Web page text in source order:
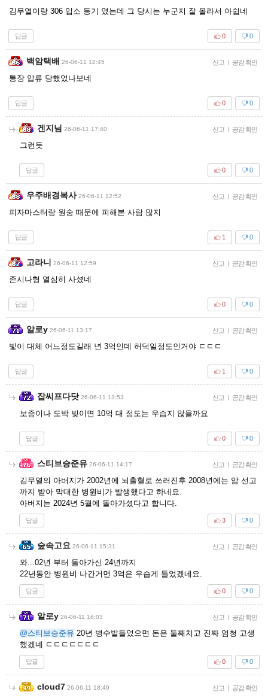
김무열이랑 306 입소 동기 였는데 그 당시는 누군지 잘 몰라서 아쉽네
답글 0
0
백암택배 26-06-11 12:45 신고 | 공감 확인
통장 압류 당했었나보네
답글 0
0
겐지님 26-06-11 17:40 신고 | 공감 확인
그런듯
답글 0
0
우주배경복사 26-06-11 12:52 신고 | 공감 확인
피자마스터랑 원숭 때문에 피해본 사람 많지
답글 0
1
고라니 26-06-11 12:59 신고 | 공감 확인
존시나형 열심히 사셨네
답글 0
0
알로y 26-06-11 13:17 신고 | 공감 확인
빛이 대체 어느정도길래 년 3억인데 허덕일정도인거야 ㄷㄷㄷ
답글 0
1
잡씨프다닷 26-06-11 13:53 신고 | 공감 확인
보증이나 도박 빚이면 10억 대 정도는 우습지 않을까요
답글 0
0
스티브승준유 26-06-11 14:17 신고 | 공감 확인
김무열의 아버지가 2002년에 뇌출혈로 쓰러진후 2008년에는 암 선고
까지 받아 막대한 병원비가 발생했다고 하네요.
아버지는 2024년 5월에 돌아가셨다고 합니다.
답글 0
3
숲속고요 26-06-11 15:31 신고 | 공감 확인
와...02년 부터 돌아가신 24년까지
22년동안 병원비 나간거면 3억은 우습게 들었겠네요.
답글 0
0
알로y 26-06-11 16:03 신고 | 공감 확인
@스티브승준유 20년 병수발들었으면 돈은 둘째치고 진짜 엄청 고생
했겠네 ㄷㄷㄷㄷㄷㄷㄷ
답글 0
0
cloud7 26-06-11 18:49 신고 | 공감 확인